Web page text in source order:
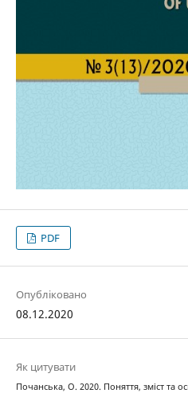
PDF
Опубліковано
08.12.2020
Як цитувати
Почанська, О. 2020. Поняття, зміст та